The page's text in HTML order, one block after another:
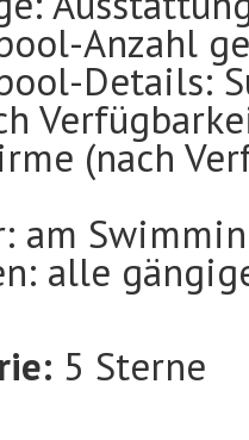
Anzahl
Details:
(nach
am
alle
5 Sterne